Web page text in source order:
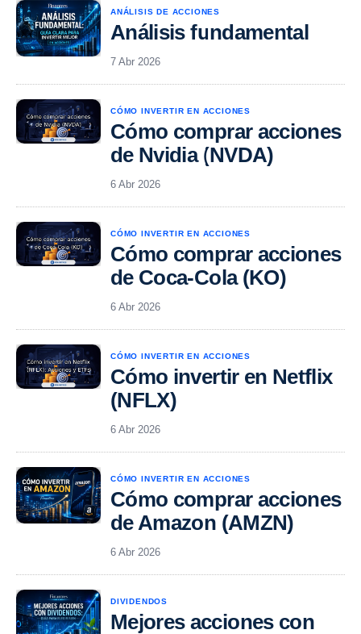
ANÁLISIS DE ACCIONES
Análisis fundamental
7 Abr 2026
CÓMO INVERTIR EN ACCIONES
Cómo comprar acciones
de Nvidia (NVDA)
6 Abr 2026
CÓMO INVERTIR EN ACCIONES
Cómo comprar acciones
de Coca-Cola (KO)
6 Abr 2026
CÓMO INVERTIR EN ACCIONES
Cómo invertir en Netflix
(NFLX)
6 Abr 2026
CÓMO INVERTIR EN ACCIONES
Cómo comprar acciones
de Amazon (AMZN)
6 Abr 2026
DIVIDENDOS
Mejores acciones con